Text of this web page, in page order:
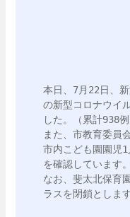
本日、7月22日、
の新型コロナウイ
した。（累計938例
また、市教育委員
市内こども園園児
を確認しています。
なお、斐太北保育
ラスを閉鎖とします